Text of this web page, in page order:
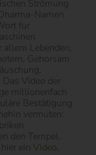
Strömung
Namen
für
allem Lebenden,
Gehorsam
Das Video der
millionenfach
Bestätigung
vermuten:
den Tempel.
ein Video.